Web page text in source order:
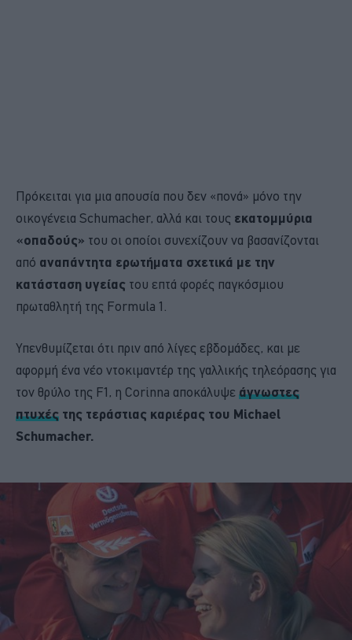
Πρόκειται για μια απουσία που δεν «πονά» μόνο την
οικογένεια Schumacher, αλλά και τους εκατομμύρια
«οπαδούς» του οι οποίοι συνεχίζουν να βασανίζονται
από αναπάντητα ερωτήματα σχετικά με την
κατάσταση υγείας του επτά φορές παγκόσμιου
πρωταθλητή της Formula 1.
Υπενθυμίζεται ότι πριν από λίγες εβδομάδες, και με
αφορμή ένα νέο ντοκιμαντέρ της γαλλικής τηλεόρασης για
τον θρύλο της F1, η Corinna αποκάλυψε άγνωστες
πτυχές της τεράστιας καριέρας του Michael
Schumacher.